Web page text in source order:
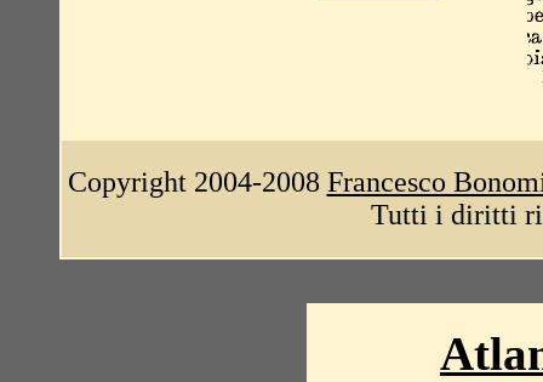
Copyright 2004-2008 Francesco
Tutti i diritti